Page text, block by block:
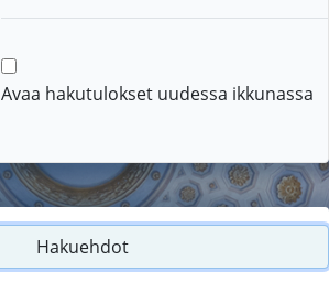
Avaa hakutulokset uudessa ikkunassa
Hakuehdot